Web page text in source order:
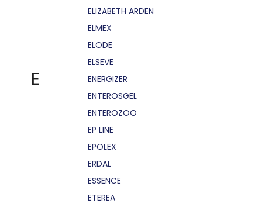
E
ELIZABETH ARDEN
ELMEX
ELODE
ELSEVE
ENERGIZER
ENTEROSGEL
ENTEROZOO
EP LINE
EPOLEX
ERDAL
ESSENCE
ETEREA